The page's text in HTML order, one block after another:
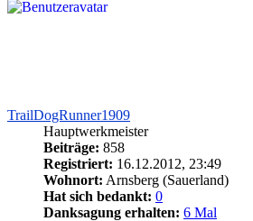
TrailDogRunner1909
Hauptwerkmeister
Beiträge: 858
Registriert: 16.12.2012, 23:49
Wohnort: Arnsberg (Sauerland)
Hat sich bedankt: 0
Danksagung erhalten: 6 Mal